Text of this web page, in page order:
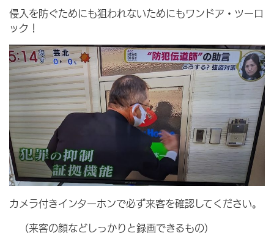
侵入を防ぐためにも狙われないためにもワンドア・ツーロ
ック！
カメラ付きインターホンで必ず来客を確認してください。
（来客の顔などしっかりと録画できるもの）